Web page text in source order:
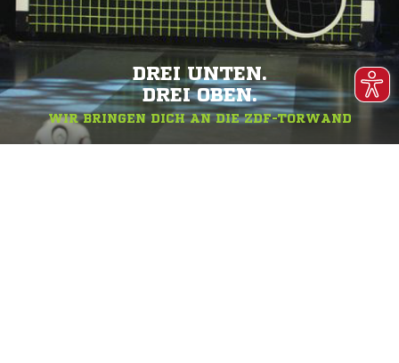
DREI UNTEN.
DREI OBEN.
WIR BRINGEN DICH AN DIE ZDF-TORWAND